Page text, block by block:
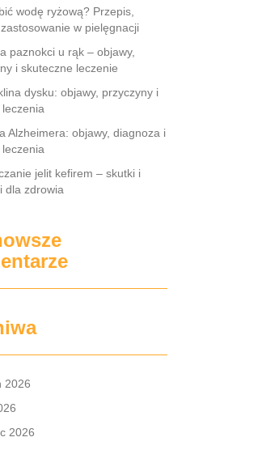
wodę ryżową? Przepis,
w pielęgnacji
paznokci u rąk – objawy,
i skuteczne leczenie
dysku: objawy, przyczyny i
Alzheimera: objawy, diagnoza i
jelit kefirem – skutki i
dla zdrowia
2026
2026